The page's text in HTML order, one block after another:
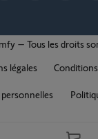
– Tous les droits
légales